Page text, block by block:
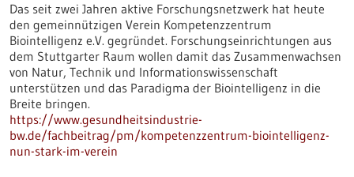
Das seit zwei Jahren aktive Forschungsnetzwerk hat heute
den gemeinnützigen Verein Kompetenzzentrum
Biointelligenz e.V. gegründet. Forschungseinrichtungen aus
dem Stuttgarter Raum wollen damit das Zusammenwachsen
von Natur, Technik und Informationswissenschaft
unterstützen und das Paradigma der Biointelligenz in die
Breite bringen.
https://www.gesundheitsindustrie-
bw.de/fachbeitrag/pm/kompetenzzentrum-biointelligenz-
nun-stark-im-verein